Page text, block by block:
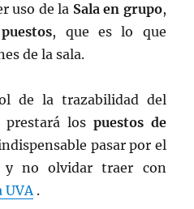
uso de la Sala en grupo,
, que es lo que
de la sala.
de la trazabilidad del
prestará los puestos de
pasar por el
y no olvidar traer con
UVA.